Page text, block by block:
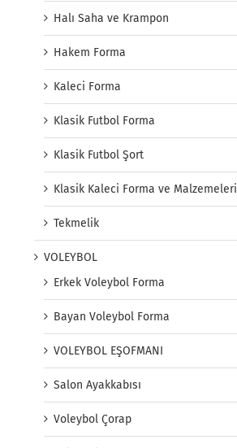
Halı Saha ve Krampon
Hakem Forma
Kaleci Forma
Klasik Futbol Forma
Klasik Futbol Şort
Klasik Kaleci Forma ve Malzemeleri
Tekmelik
VOLEYBOL
Erkek Voleybol Forma
Bayan Voleybol Forma
VOLEYBOL EŞOFMANI
Salon Ayakkabısı
Voleybol Çorap